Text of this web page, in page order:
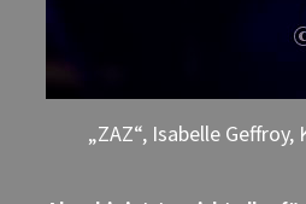
„ZAZ“, Isabelle